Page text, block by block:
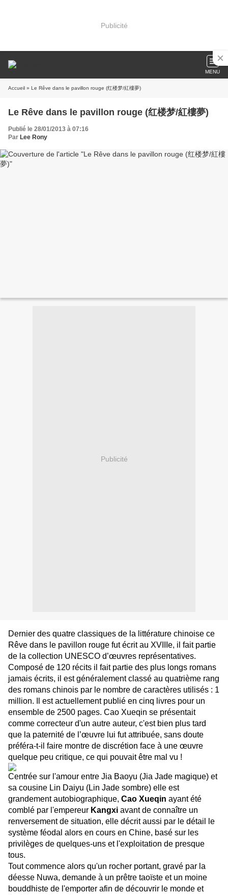
Publicité
MENU
Accueil » Le Rêve dans le pavillon rouge (红楼梦/紅樓夢)
Le Rêve dans le pavillon rouge (红楼梦/紅樓夢)
Publié le 28/01/2013 à 07:16
Par Lee Rony
Publicité
Dernier des quatre classiques de la littérature chinoise ce
Rêve dans le pavillon rouge fut écrit au XVIIIe, il fait partie
de la collection UNESCO d’œuvres représentatives.
Composé de 120 récits il fait partie des plus longs romans
jamais écrits, il est généralement classé au quatrième rang
des romans chinois par le nombre de caractères utilisés : 1
million. Il est actuellement publié en cinq livres pour un
ensemble de 2500 pages. Cao Xueqin se présentait
comme correcteur d'un autre auteur, c'est bien plus tard
que la paternité de l’œuvre lui fut attribuée, sans doute
préféra-t-il faire montre de discrétion face à une œuvre
quelque peu critique, ce qui pouvait être mal vu !
Centrée sur l'amour entre Jia Baoyu (Jia Jade magique) et
sa cousine Lin Daiyu (Lin Jade sombre) elle est
grandement autobiographique, Cao Xueqin ayant été
comblé par l'empereur Kangxi avant de connaître un
renversement de situation, elle décrit aussi par le détail le
système féodal alors en cours en Chine, basé sur les
privilèges de quelques-uns et l'exploitation de presque
tous.
Tout commence alors qu'un rocher portant, gravé par la
déesse Nuwa, demande à un prêtre taoïste et un moine
bouddhiste de l'emporter afin de découvrir le monde et